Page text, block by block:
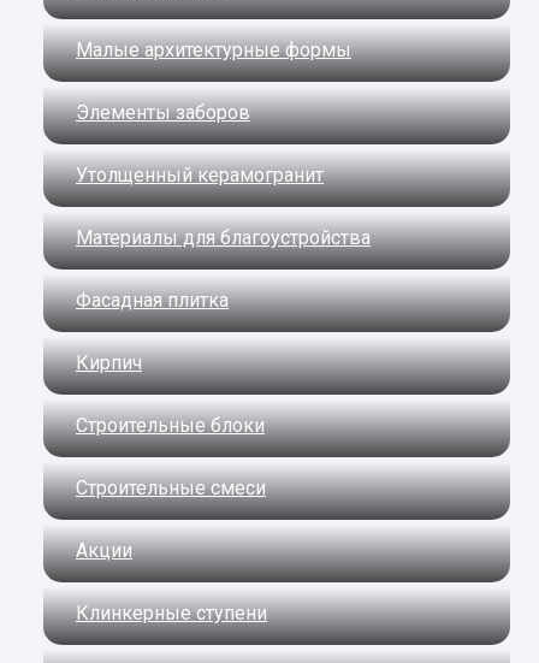
Малые архитектурные формы
Элементы заборов
Утолщенный керамогранит
Материалы для благоустройства
Фасадная плитка
Кирпич
Строительные блоки
Строительные смеси
Акции
Клинкерные ступени